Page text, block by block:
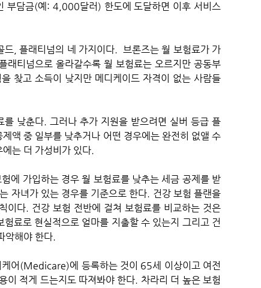
부담금(예: 4,000달러) 한도에 도달하면 이후 서비스
, 플래티넘의 네 가지이다.  브론즈는 월 보험료가 가
래티넘으로 올라갈수록 월 보험료는 오르지만 공동부
찾고 소득이 낮지만 메디케이드 자격이 없는 사람들
낮춘다. 그러나 추가 지원을 받으려면 실버 등급 플
액 중 일부를 낮추거나 어떤 경우에는 완전히 없앨 수
는 더 가성비가 있다.
에 가입하는 경우 월 보험료를 낮추는 세금 공제를 받
자녀가 있는 경우를 기준으로 한다. 건강 보험 플랜을
이다. 건강 보험 전반에 걸쳐 보험료를 비교하는 것은
료로 현실적으로 얼마를 지출할 수 있는지 그리고 건
악해야 한다.
어(Medicare)에 등록하는 것이 65세 이상이고 여전
이 적게 드는지도 따져봐야 한다. 차라리 더 높은 보험